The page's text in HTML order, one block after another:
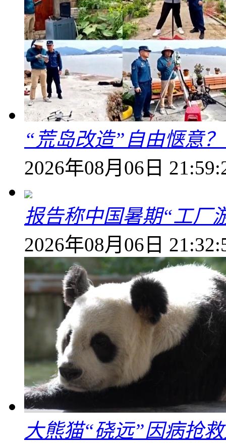
“荒岛改造”自由惬意
2026年08月06日
报告称中国暑期“工厂
2026年08月06日
大熊猫“硗远”因病抢